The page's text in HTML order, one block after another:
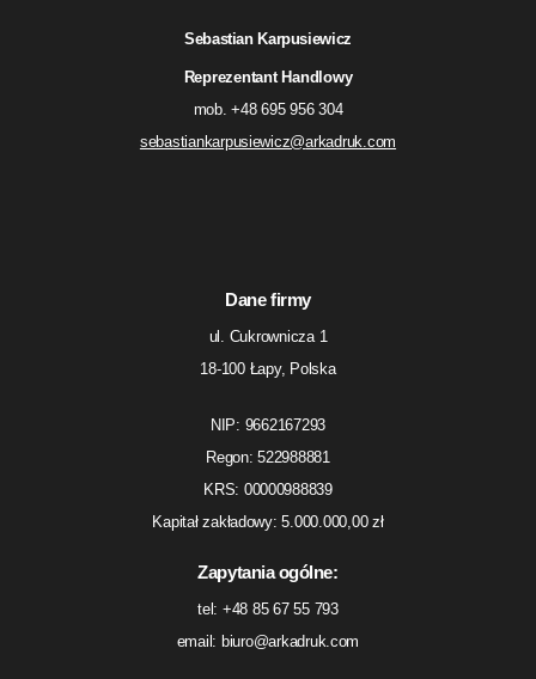
Sebastian Karpusiewicz
Reprezentant Handlowy
mob. +48 695 956 304
sebastiankarpusiewicz@arkadruk.com
Dane firmy
ul. Cukrownicza 1
18-100 Łapy, Polska
NIP: 9662167293
Regon: 522988881
KRS: 00000988839
Kapitał zakładowy: 5.000.000,00 zł
Zapytania ogólne:
tel: +48 85 67 55 793
email: biuro@arkadruk.com